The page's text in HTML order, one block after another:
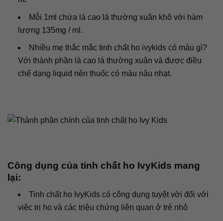
Mỗi 1ml chứa lá cao lá thường xuân khô với hàm
lượng 135mg / ml.
Nhiều mẹ thắc mắc tinh chất ho ivykids có màu gì?
Với thành phần là cao lá thường xuân và được điều
chế dạng liquid nên thuốc có màu nâu nhạt.
Công dụng của tinh chất ho IvyKids mang
lại:
Tinh chất ho IvyKids có công dụng tuyệt vời đối với
việc trị ho và các triệu chứng liên quan ở trẻ nhỏ